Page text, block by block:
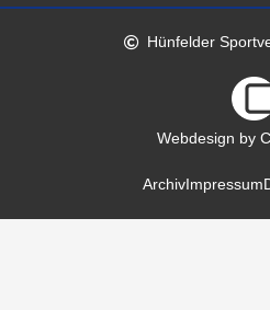
Hünfelder
Webdesign by
ArchivImpressum